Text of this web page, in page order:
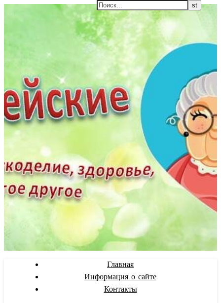
Главная
Информация о сайте
Контакты